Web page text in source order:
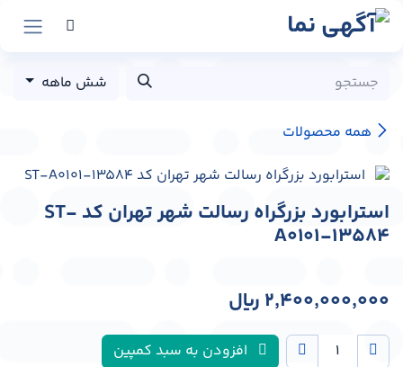
پرش به محتوا
همه محصولات
شش ماهه
استرابورد بزرگراه رسالت شهر تهران کد ST-
A0101-13584
2,400,000,000 ﷼
افزودن به سبد کمپین